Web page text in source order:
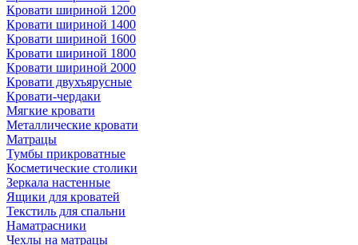
Кровати шириной 1200
Кровати шириной 1400
Кровати шириной 1600
Кровати шириной 1800
Кровати шириной 2000
Кровати двухъярусные
Кровати-чердаки
Мягкие кровати
Металлические кровати
Матрацы
Тумбы прикроватные
Косметические столики
Зеркала настенные
Ящики для кроватей
Текстиль для спальни
Наматрасники
Чехлы на матрацы